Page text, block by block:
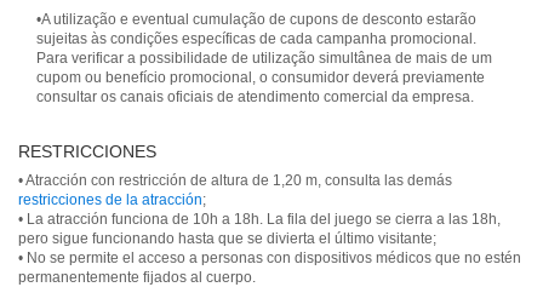
•A utilização e eventual cumulação de cupons de desconto estarão
sujeitas às condições específicas de cada campanha promocional.
Para verificar a possibilidade de utilização simultânea de mais de um
cupom ou benefício promocional, o consumidor deverá previamente
consultar os canais oficiais de atendimento comercial da empresa.
RESTRICCIONES
• Atracción con restricción de altura de 1,20 m, consulta las demás
restricciones de la atracción;
• La atracción funciona de 10h a 18h. La fila del juego se cierra a las 18h,
pero sigue funcionando hasta que se divierta el último visitante;
• No se permite el acceso a personas con dispositivos médicos que no estén
permanentemente fijados al cuerpo.